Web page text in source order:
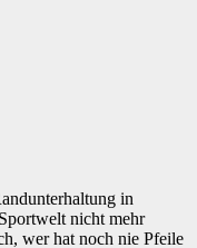
in
nicht mehr
wer hat noch nie Pfeile